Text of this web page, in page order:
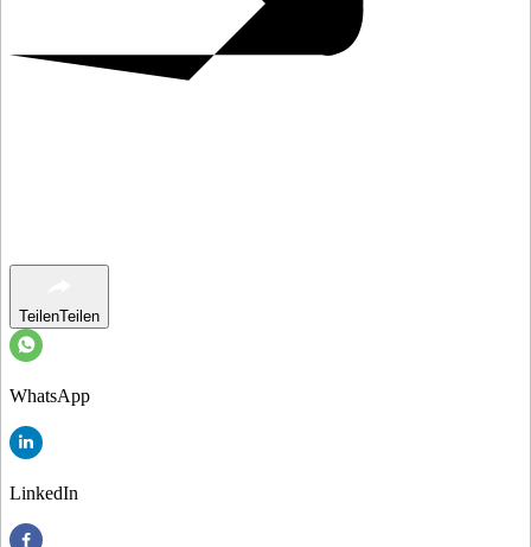
TeilenTeilen
WhatsApp
LinkedIn